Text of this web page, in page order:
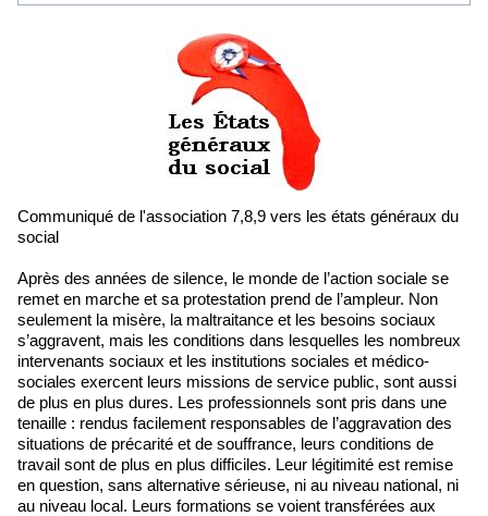
Communiqué de l'association 7,8,9 vers les états généraux du
social
Après des années de silence, le monde de l’action sociale se
remet en marche et sa protestation prend de l’ampleur. Non
seulement la misère, la maltraitance et les besoins sociaux
s’aggravent, mais les conditions dans lesquelles les nombreux
intervenants sociaux et les institutions sociales et médico-
sociales exercent leurs missions de service public, sont aussi
de plus en plus dures. Les professionnels sont pris dans une
tenaille : rendus facilement responsables de l’aggravation des
situations de précarité et de souffrance, leurs conditions de
travail sont de plus en plus difficiles. Leur légitimité est remise
en question, sans alternative sérieuse, ni au niveau national, ni
au niveau local. Leurs formations se voient transférées aux